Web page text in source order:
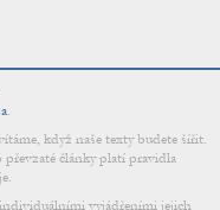
.
když naše texty budete šířit.
články platí pravidla
vyjádřeními jejich